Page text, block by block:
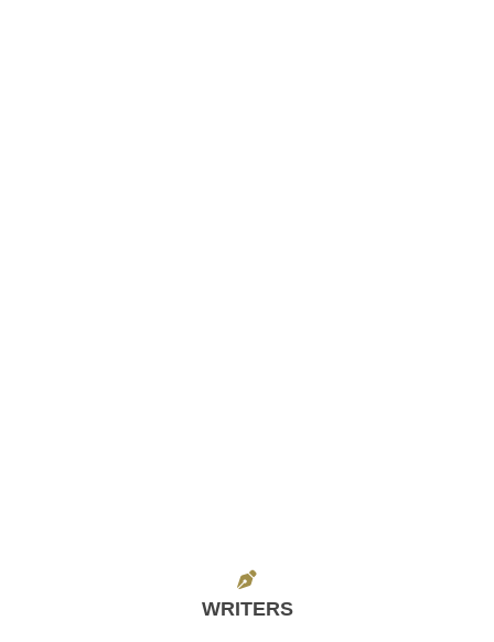
WRITERS